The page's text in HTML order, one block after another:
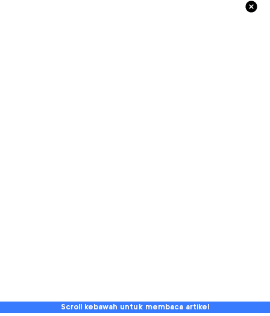
Scroll kebawah untuk membaca artikel